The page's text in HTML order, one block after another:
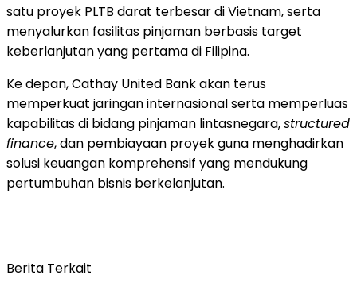
satu proyek PLTB darat terbesar di Vietnam, serta
menyalurkan fasilitas pinjaman berbasis target
keberlanjutan yang pertama di Filipina.
Ke depan, Cathay United Bank akan terus
memperkuat jaringan internasional serta memperluas
kapabilitas di bidang pinjaman lintasnegara,structured
finance, dan pembiayaan proyek guna menghadirkan
solusi keuangan komprehensif yang mendukung
pertumbuhan bisnis berkelanjutan.
Berita Terkait